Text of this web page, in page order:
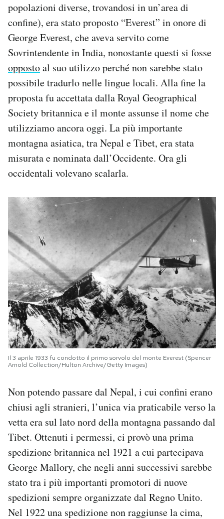
popolazioni diverse, trovandosi in un’area di
confine), era stato proposto “Everest” in onore di
George Everest, che aveva servito come
Sovrintendente in India, nonostante questi si fosse
oppostoal suo utilizzo perché non sarebbe stato
possibile tradurlo nelle lingue locali. Alla fine la
proposta fu accettata dalla Royal Geographical
Society britannica e il monte assunse il nome che
utilizziamo ancora oggi. La più importante
montagna asiatica, tra Nepal e Tibet, era stata
misurata e nominata dall’Occidente. Ora gli
occidentali volevano scalarla.
Il 3 aprile 1933 fu condotto il primo sorvolo del monte Everest (Spencer
Arnold Collection/Hulton Archive/Getty Images)
Non potendo passare dal Nepal, i cui confini erano
chiusi agli stranieri, l’unica via praticabile verso la
vetta era sul lato nord della montagna passando dal
Tibet. Ottenuti i permessi, ci provò una prima
spedizione britannica nel 1921 a cui partecipava
George Mallory, che negli anni successivi sarebbe
stato tra i più importanti promotori di nuove
spedizioni sempre organizzate dal Regno Unito.
Nel 1922 una spedizione non raggiunse la cima,